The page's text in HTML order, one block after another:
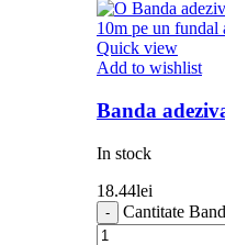
Quick view
Add to wishlist
Banda
In stock
18.44lei
Cantitate